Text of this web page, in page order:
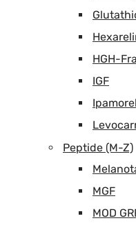
HGH-
IGF
Peptide (M-Z)
MGF
MOD